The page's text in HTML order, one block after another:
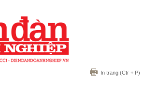
In trang (Ctr + P)